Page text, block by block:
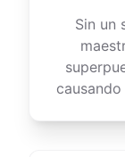
Sin un